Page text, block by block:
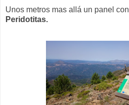
Unos metros mas allá un panel
Peridotitas.